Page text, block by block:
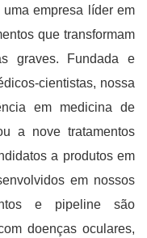
empresa líder em
que transformam
graves. Fundada e
cientistas, nossa
em medicina de
a nove tratamentos
a produtos em
em nossos
e pipeline são
doenças oculares,